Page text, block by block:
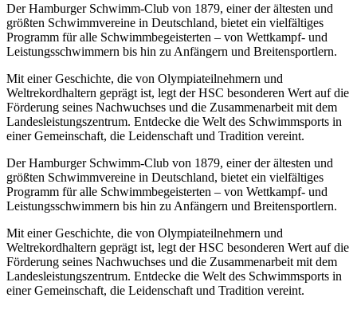
Der Hamburger Schwimm-Club von 1879, einer der ältesten und
größten Schwimmvereine in Deutschland, bietet ein vielfältiges
Programm für alle Schwimmbegeisterten – von Wettkampf- und
Leistungsschwimmern bis hin zu Anfängern und Breitensportlern.
Mit einer Geschichte, die von Olympiateilnehmern und
Weltrekordhaltern geprägt ist, legt der HSC besonderen Wert auf die
Förderung seines Nachwuchses und die Zusammenarbeit mit dem
Landesleistungszentrum. Entdecke die Welt des Schwimmsports in
einer Gemeinschaft, die Leidenschaft und Tradition vereint.
Der Hamburger Schwimm-Club von 1879, einer der ältesten und
größten Schwimmvereine in Deutschland, bietet ein vielfältiges
Programm für alle Schwimmbegeisterten – von Wettkampf- und
Leistungsschwimmern bis hin zu Anfängern und Breitensportlern.
Mit einer Geschichte, die von Olympiateilnehmern und
Weltrekordhaltern geprägt ist, legt der HSC besonderen Wert auf die
Förderung seines Nachwuchses und die Zusammenarbeit mit dem
Landesleistungszentrum. Entdecke die Welt des Schwimmsports in
einer Gemeinschaft, die Leidenschaft und Tradition vereint.